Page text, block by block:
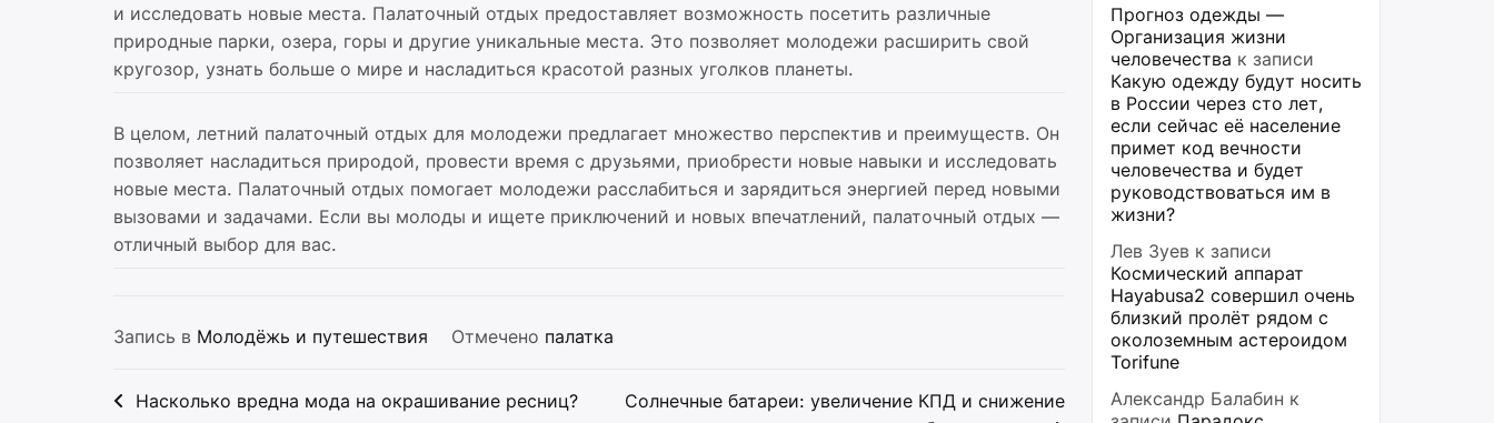
и исследовать новые места. Палаточный отдых предоставляет возможность посетить различные
природные парки, озера, горы и другие уникальные места. Это позволяет молодежи расширить свой
кругозор, узнать больше о мире и насладиться красотой разных уголков планеты.
В целом, летний палаточный отдых для молодежи предлагает множество перспектив и преимуществ. Он
позволяет насладиться природой, провести время с друзьями, приобрести новые навыки и исследовать
новые места. Палаточный отдых помогает молодежи расслабиться и зарядиться энергией перед новыми
вызовами и задачами. Если вы молоды и ищете приключений и новых впечатлений, палаточный отдых —
отличный выбор для вас.
Запись в Молодёжь и путешествия Отмечено палатка
Навигация
Насколько вредна мода на окрашивание ресниц?
Солнечные батареи: увеличение КПД и снижение
Прогноз одежды —
Организация жизни
человечества к записи
Какую одежду будут носить
в России через сто лет,
если сейчас её население
примет код вечности
человечества и будет
руководствоваться им в
жизни?
Лев Зуев к записи
Космический аппарат
Hayabusa2 совершил очень
близкий пролёт рядом с
околоземным астероидом
Torifune
Александр Балабин к